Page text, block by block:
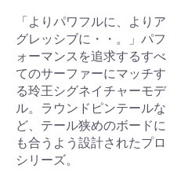
「よりパワフルに、よりア
グレッシブに・・。」パフ
ォーマンスを追求するすべ
てのサーファーにマッチす
る玲王シグネイチャーモデ
ル。ラウンドピンテールな
ど、テール狭めのボードに
も合うよう設計されたプロ
シリーズ。